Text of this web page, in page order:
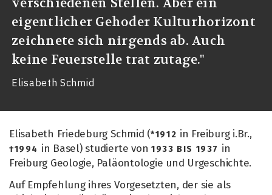
eigentlicher Gehoder Kulturhorizont
zeichnete sich nirgends ab. Auch
keine Feuerstelle trat zutage."
Elisabeth Schmid
Elisabeth Friedeburg Schmid (*1912 in Freiburg i.Br.,
†1994 in Basel) studierte von1933 BIS 1937 in
Freiburg Geologie, Paläontologie und Urgeschichte.
Auf Empfehlung ihres Vorgesetzten, der sie als